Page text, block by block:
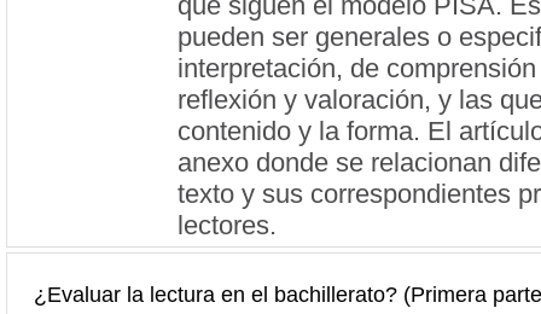
pueden ser generales o
interpretación, de
reflexión y valoración, y las
contenido y la forma. El
anexo donde se relacionan
texto y sus correspondientes
lectores.
¿Evaluar la lectura en el bachillerato? (Primera